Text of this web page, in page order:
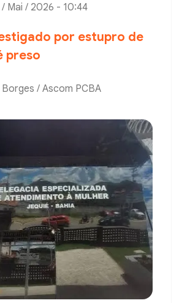
Mai / 2026 - 10:44
por estupro de
preso
Borges / Ascom PCBA